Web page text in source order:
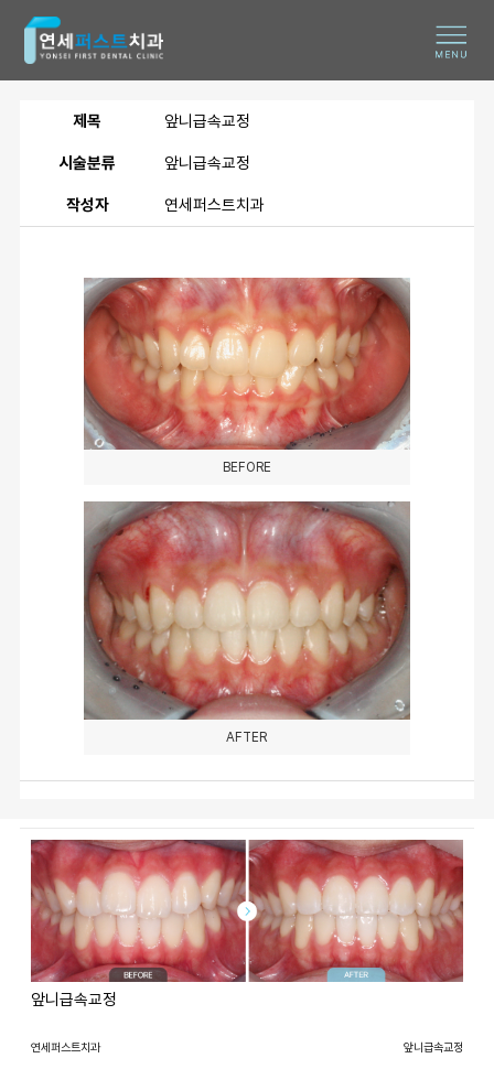
제목 앞니급속교정
시술분류 앞니급속교정
작성자 연세퍼스트치과
BEFORE
AFTER
앞니급속교정
연세퍼스트치과 앞니급속교정